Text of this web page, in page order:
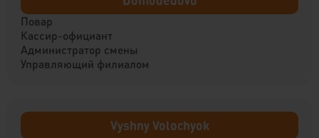
Повар
Кассир-официант
Администратор смены
Управляющий филиалом
Vyshny Volochyok